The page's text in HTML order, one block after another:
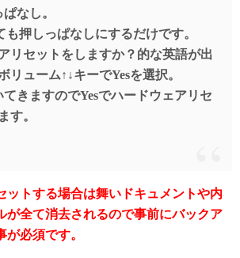
なし。
も押しっぱなしにするだけです。
リセットをしますか？的な英語が出
リューム↑↓キーでYesを選択。
てきますのでYesでハードウェアリセ
す。
トする場合は舞いドキュメントや内
が全て消去されるので事前にバックア
が必須です。